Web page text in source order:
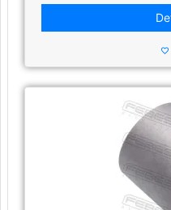
favorite_border